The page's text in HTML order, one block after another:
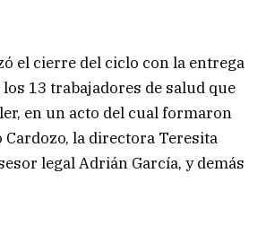
el cierre del ciclo con la entrega
13 trabajadores de salud que
en un acto del cual formaron
la directora Teresita
legal Adrián García, y demás